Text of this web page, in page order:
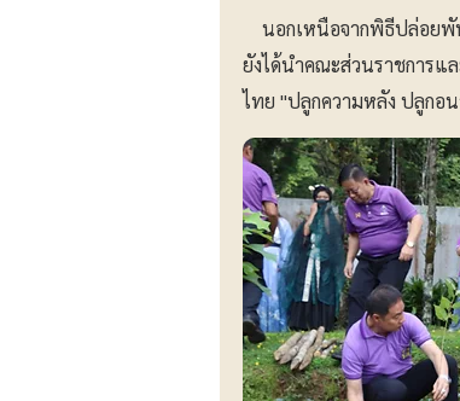
นอกเหนือจากพิธีปล่อยพั
ยังได้นำคณะส่วนราชการแ
ไทย "ปลูกความหลัง ปลูก